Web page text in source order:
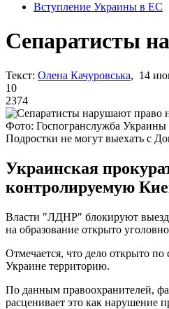
Вступление Украины в ЕС
Сепаратисты
Текст: Олена Качуровська, 14
10
2374
Фото: Госпогранслужба Украины
Подростки не могут выехать с
Украинская
контролируемую
Власти "ЛДНР" блокируют выезд
на образование открыто
Отмечается, что дело открыто
Украине территорию.
По данным правоохранителей,
расценивает это как нарушение